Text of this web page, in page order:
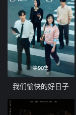
第90集
我们愉快的好日子